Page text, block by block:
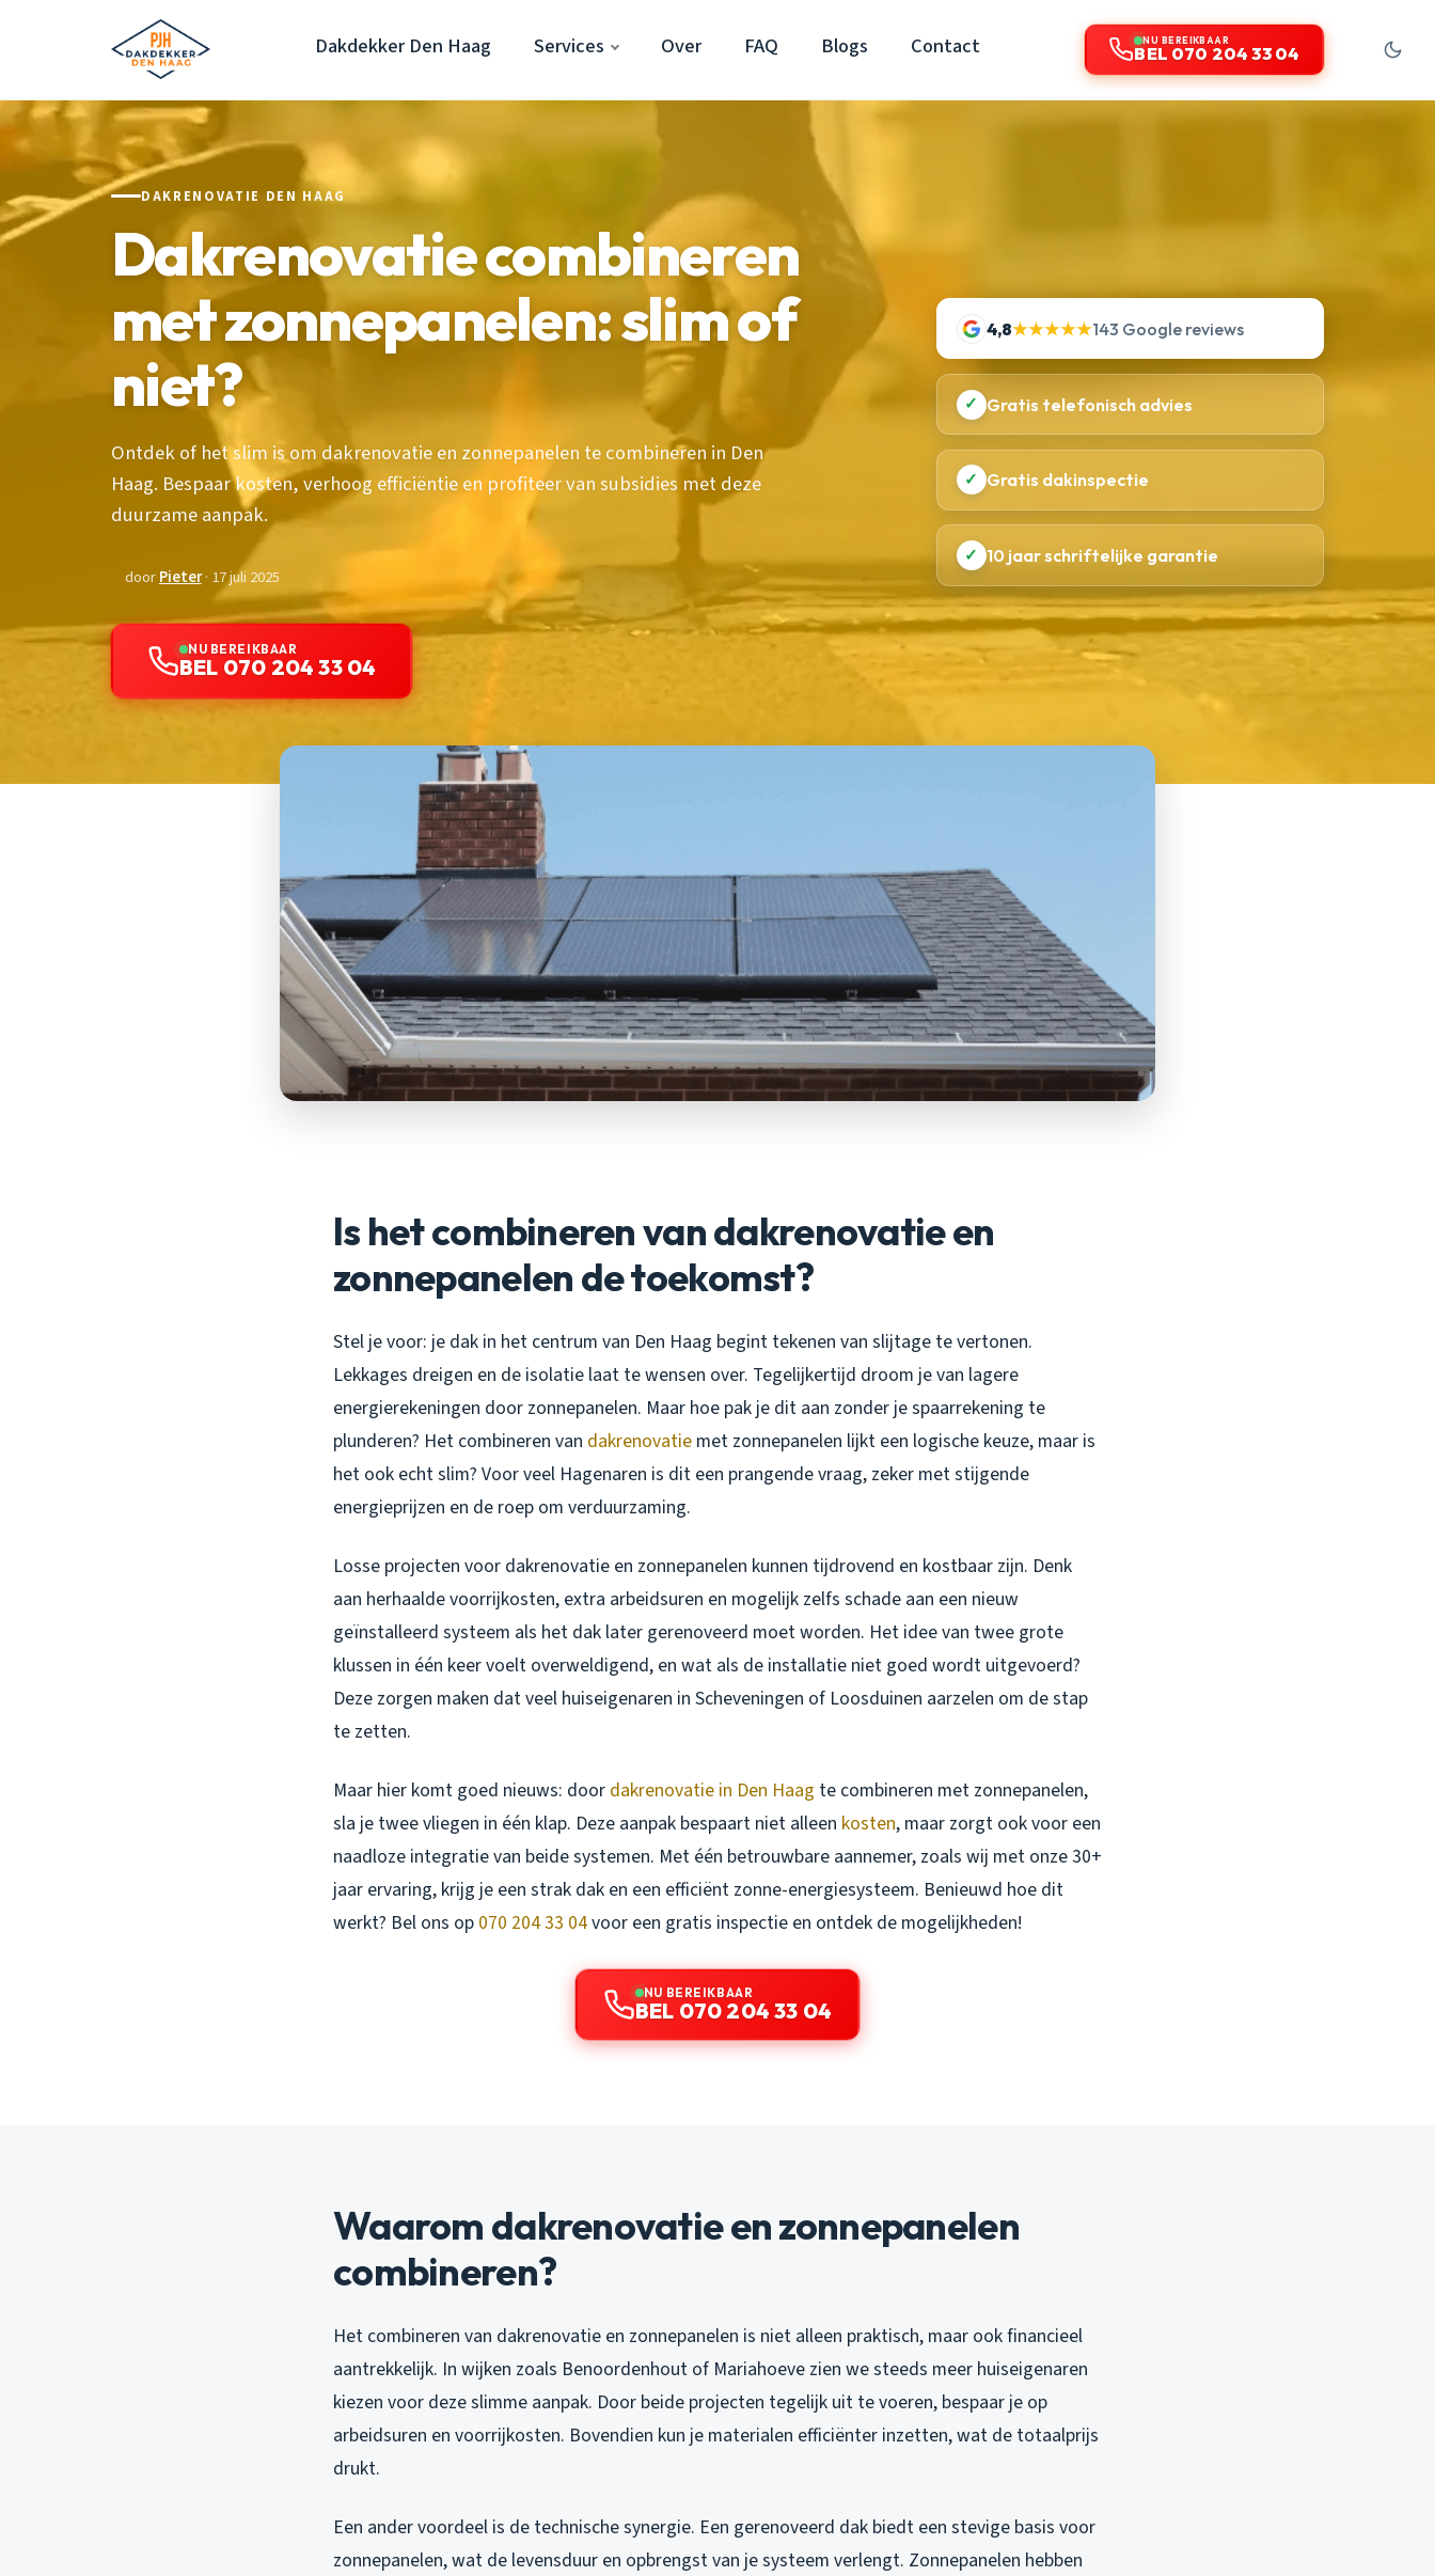
Dakdekker Den Haag Services Over FAQ Blogs Contact NU BEREIKBAAR
BEL 070 204 33 04
DAKRENOVATIE DEN HAAG
Dakrenovatie combineren
met zonnepanelen: slim of
niet?
Ontdek of het slim is om dakrenovatie en zonnepanelen te combineren in Den
Haag. Bespaar kosten, verhoog efficiëntie en profiteer van subsidies met deze
duurzame aanpak.
doorPieter· 17 juli 2025
NU BEREIKBAAR
BEL 070 204 33 04
4,8★★★★★143 Google reviews
✓ Gratis telefonisch advies
✓ Gratis dakinspectie
✓ 10 jaar schriftelijke garantie
Is het combineren van dakrenovatie en
zonnepanelen de toekomst?
Stel je voor: je dak in het centrum van Den Haag begint tekenen van slijtage te vertonen.
Lekkages dreigen en de isolatie laat te wensen over. Tegelijkertijd droom je van lagere
energierekeningen door zonnepanelen. Maar hoe pak je dit aan zonder je spaarrekening te
plunderen? Het combineren van dakrenovatie met zonnepanelen lijkt een logische keuze, maar is
het ook echt slim? Voor veel Hagenaren is dit een prangende vraag, zeker met stijgende
energieprijzen en de roep om verduurzaming.
Losse projecten voor dakrenovatie en zonnepanelen kunnen tijdrovend en kostbaar zijn. Denk
aan herhaalde voorrijkosten, extra arbeidsuren en mogelijk zelfs schade aan een nieuw
geïnstalleerd systeem als het dak later gerenoveerd moet worden. Het idee van twee grote
klussen in één keer voelt overweldigend, en wat als de installatie niet goed wordt uitgevoerd?
Deze zorgen maken dat veel huiseigenaren in Scheveningen of Loosduinen aarzelen om de stap
te zetten.
Maar hier komt goed nieuws: door dakrenovatie in Den Haag te combineren met zonnepanelen,
sla je twee vliegen in één klap. Deze aanpak bespaart niet alleen kosten, maar zorgt ook voor een
naadloze integratie van beide systemen. Met één betrouwbare aannemer, zoals wij met onze 30+
jaar ervaring, krijg je een strak dak en een efficiënt zonne-energiesysteem. Benieuwd hoe dit
werkt? Bel ons op 070 204 33 04voor een gratis inspectie en ontdek de mogelijkheden!
NU BEREIKBAAR
BEL 070 204 33 04
Waarom dakrenovatie en zonnepanelen
combineren?
Het combineren van dakrenovatie en zonnepanelen is niet alleen praktisch, maar ook financieel
aantrekkelijk. In wijken zoals Benoordenhout of Mariahoeve zien we steeds meer huiseigenaren
kiezen voor deze slimme aanpak. Door beide projecten tegelijk uit te voeren, bespaar je op
arbeidsuren en voorrijkosten. Bovendien kun je materialen efficiënter inzetten, wat de totaalprijs
drukt.
Een ander voordeel is de technische synergie. Een gerenoveerd dak biedt een stevige basis voor
zonnepanelen, wat de levensduur en opbrengst van je systeem verlengt. Zonnepanelen hebben